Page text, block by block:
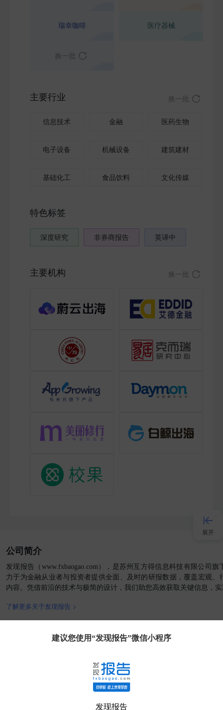
瑞幸咖啡 医疗器械
换一批
主要行业 换一批
信息技术 金融 医药生物
电子设备 机械设备 建筑建材
基础化工 食品饮料 文化传媒
特色标签
深度研究 非券商报告 英译中
主要机构 换一批
公司简介
发现报告（www.fxbaogao.com），是苏州互方得信息科技有限公司
力于为金融从业者与投资者提供全面、及时的研报数据，覆盖宏观、
内容。凭借前沿的技术与极简的设计，我们助您高效获取关键信息，
了解更多关于发现报告 >
客户端
建议您使用“发现报告”微信小程序
发现报告
展开
接入AI
小程序
APP